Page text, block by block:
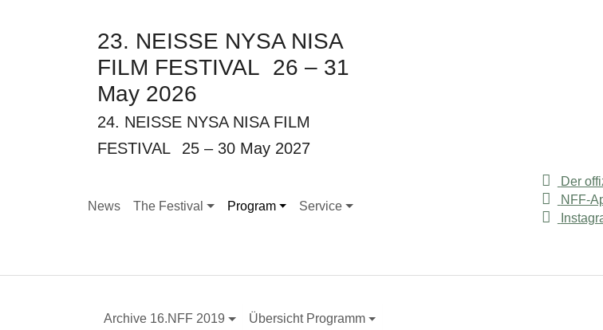
23. NEISSE NYSA NISA
FILM FESTIVAL 26 – 31
May 2026
24. NEISSE NYSA NISA FILM
FESTIVAL
25 – 30 May 2027
News The Festival
Submenu for "The Festival"
Program
Submenu for "Program"
Service
Submenu for "Service"
Der
NFF-
Archive 16.NFF 2019 Übersicht Programm